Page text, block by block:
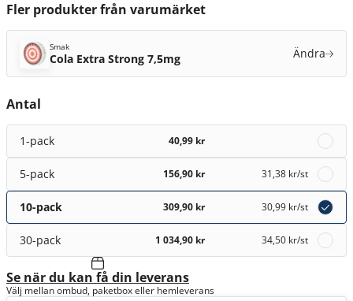
Fler produkter från varumärket
Smak
Cola Extra Strong 7,5mg Ändra
Antal
1-pack 40,99 kr
5-pack 156,90 kr 31,38 kr/st
10-pack 309,90 kr 30,99 kr/st
30-pack 1 034,90 kr 34,50 kr/st
Se när du kan få din leverans
Välj mellan ombud, paketbox eller hemleverans